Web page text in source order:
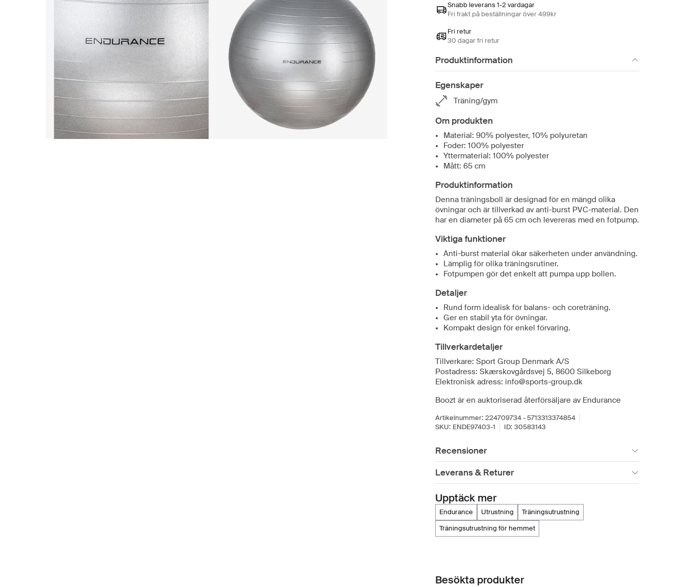
Snabb leverans 1-2 vardagar
Fri frakt på beställningar över 499kr
Fri retur
30 dagar fri retur
Produktinformation
Egenskaper
Träning/gym
Om produkten
Material: 90% polyester, 10% polyuretan
Foder: 100% polyester
Yttermaterial: 100% polyester
Mått: 65 cm
Produktinformation
Denna träningsboll är designad för en mängd olika
övningar och är tillverkad av anti-burst PVC-material. Den
har en diameter på 65 cm och levereras med en fotpump.
Viktiga funktioner
Anti-burst material ökar säkerheten under användning.
Lämplig för olika träningsrutiner.
Fotpumpen gör det enkelt att pumpa upp bollen.
Detaljer
Rund form idealisk för balans- och coreträning.
Ger en stabil yta för övningar.
Kompakt design för enkel förvaring.
Tillverkardetaljer
Tillverkare: Sport Group Denmark A/S
Postadress: Skærskovgårdsvej 5, 8600 Silkeborg
Elektronisk adress: info@sports-group.dk
Boozt är en auktoriserad återförsäljare av Endurance
Artikelnummer: 224709734 - 5713313374854
SKU: ENDE97403-1 ID: 30583143
Recensioner
Leverans & Returer
Upptäck mer
endurance utrustning
träningsutrustning
träningsutrustning för hemmet
Besökta produkter